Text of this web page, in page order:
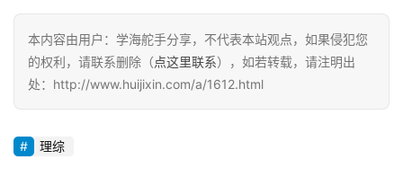
本内容由用户：学海舵手分享，不代表本站观点，如果侵犯您
的权利，请联系删除（点这里联系），如若转载，请注明出
处：http://www.huijixin.com/a/1612.html
理综